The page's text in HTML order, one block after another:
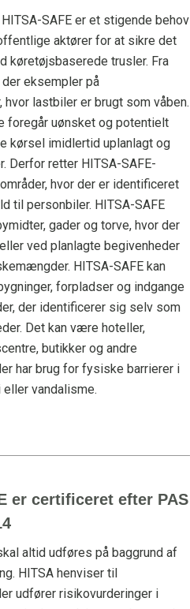
SAFE er et stigende behov
aktører for at sikre det
køretøjsbaserede trusler. Fra
eksempler på
hvor lastbiler er brugt som våben.
foregår uønsket og potentielt
kørsel imidlertid uplanlagt og
Derfor retter HITSA-SAFE-
hvor der er identificeret
til personbiler. HITSA-SAFE
gader og torve, hvor der
ved planlagte begivenheder
HITSA-SAFE kan
forpladser og indgange
der identificerer sig selv som
Det kan være hoteller,
butikker og andre
har brug for fysiske barrierer i
vandalisme.
er certificeret efter PAS
altid udføres på baggrund af
HITSA henviser til
udfører risikovurderinger i